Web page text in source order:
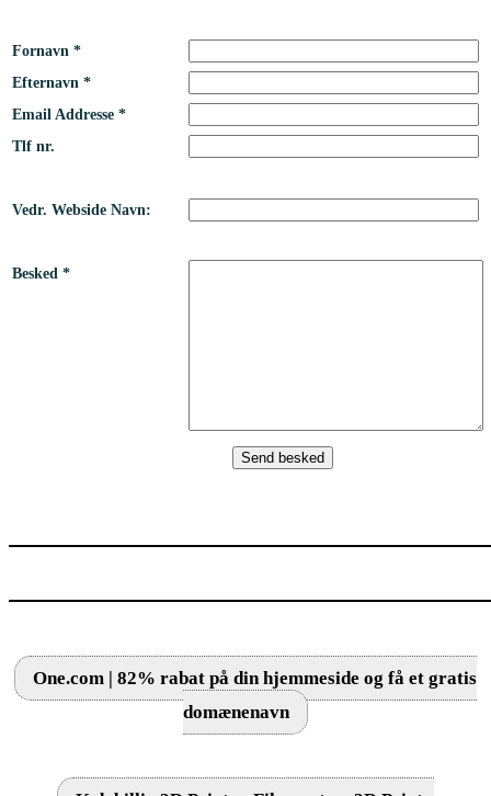
Fornavn *
Efternavn *
Email Addresse *
Tlf nr.
Vedr. Webside Navn:
Besked *
One.com | 82% rabat på din hjemmeside og få et gratis
domænenavn